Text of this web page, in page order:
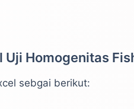
Uji Homogenitas
sebgai berikut: